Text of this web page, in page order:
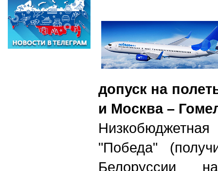
допуск на
и Москва –
"Победа"
Белоруссии